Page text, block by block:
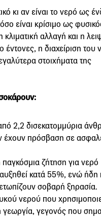
κι αν είναι το νερό ως
είναι κρίσιμο ως
αλλαγή και η
έντονες, η διαχείριση του
στοιχήματα της
2,2 δισεκατομμύρια
έχουν πρόσβαση σε
ζήτηση για νερό
κατά 55%, ενώ ήδη
σοβαρή ξηρασία.
νερού που
γεωργία, γεγονός που